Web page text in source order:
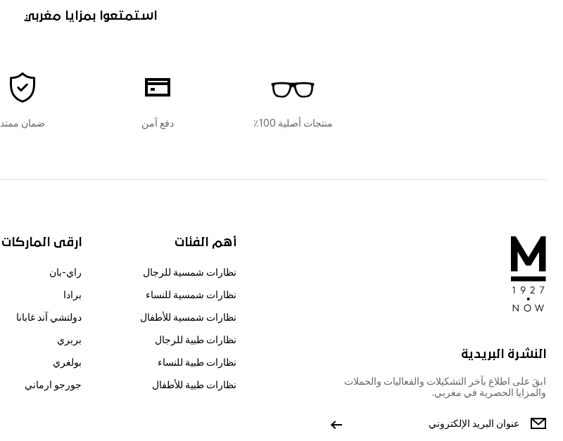
استمتعوا بمزايا مغربي
منتجات أصلية 100٪ دفع آمن ضمان ممتد
النشرة البريدية
ابقَ على اطلاع بآخر التشكيلات والفعاليات والحملات
والمزايا الحصرية في مغربي.
أهم الفئات
نظارات شمسية للرجال
نظارات شمسية للنساء
نظارات شمسية للأطفال
نظارات طبية للرجال
نظارات طبية للنساء
نظارات طبية للأطفال
ارقى الماركات
راي-بان
برادا
دولتشي آند غابانا
بربري
بولغري
جورجو ارماني